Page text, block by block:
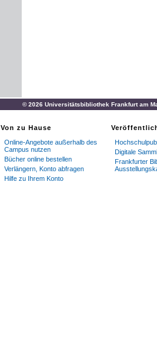
© 2026 Universitätsbibliothek Frankfurt am
Von zu Hause
Online-Angebote außerhalb des
Campus nutzen
Bücher online bestellen
Verlängern, Konto abfragen
Hilfe zu Ihrem Konto
Digitale
Frankfurter